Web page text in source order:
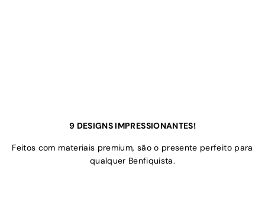
9 DESIGNS IMPRESSIONANTES!
Feitos com materiais premium, são o presente perfeito para
qualquer Benfiquista.